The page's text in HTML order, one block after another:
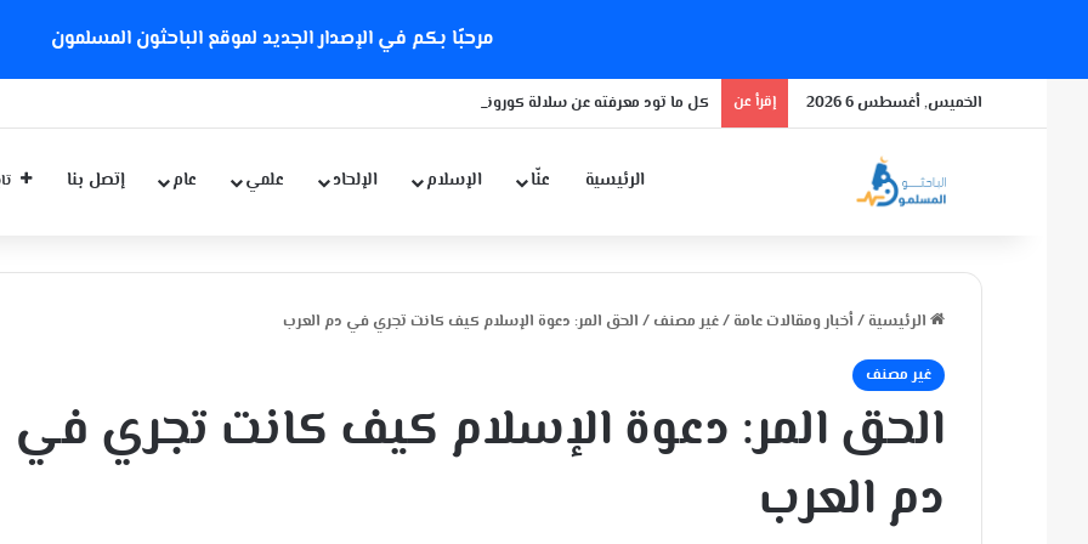
مرحبًا بكم في الإصدار الجديد لموقع الباحثون المسلمون
الخميس, أغسطس 6 2026 إقرأ عن كل ما تود معرفته عن سلالة كورونا الجديدة
الرئيسية عنّا الإسلام الإلحاد علمي عام إتصل بنا
الرئيسية / أخبار ومقالات عامة /غير مصنف / الحق المر: دعوة الإسلام كيف كانت تجري في دم العرب
غير مصنف
الحق المر: دعوة الإسلام كيف كانت تجري في
دم العرب